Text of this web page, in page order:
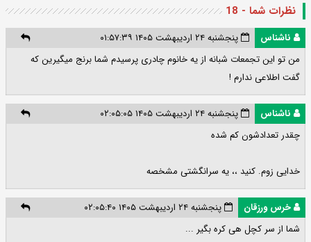
نظرات شما - 18
ناشناس
پنجشنبه ۲۴ اردیبهشت ۱۴۰۵ ۰۱:۵۷:۳۹
من تو این تجمعات شبانه از یه خانوم چادری پرسیدم شما برنج میگیرین که
گفت اطلاعی ندارم !
ناشناس
پنجشنبه ۲۴ اردیبهشت ۱۴۰۵ ۰۲:۰۵:۰۵
چقدر تعدادشون کم شده
خدایی زوم. کنید ،، یه سرانگشتی مشخصه
خرس ورزقان
پنجشنبه ۲۴ اردیبهشت ۱۴۰۵ ۰۲:۰۵:۴۰
شما از سر کچل هی کره بگیر ...